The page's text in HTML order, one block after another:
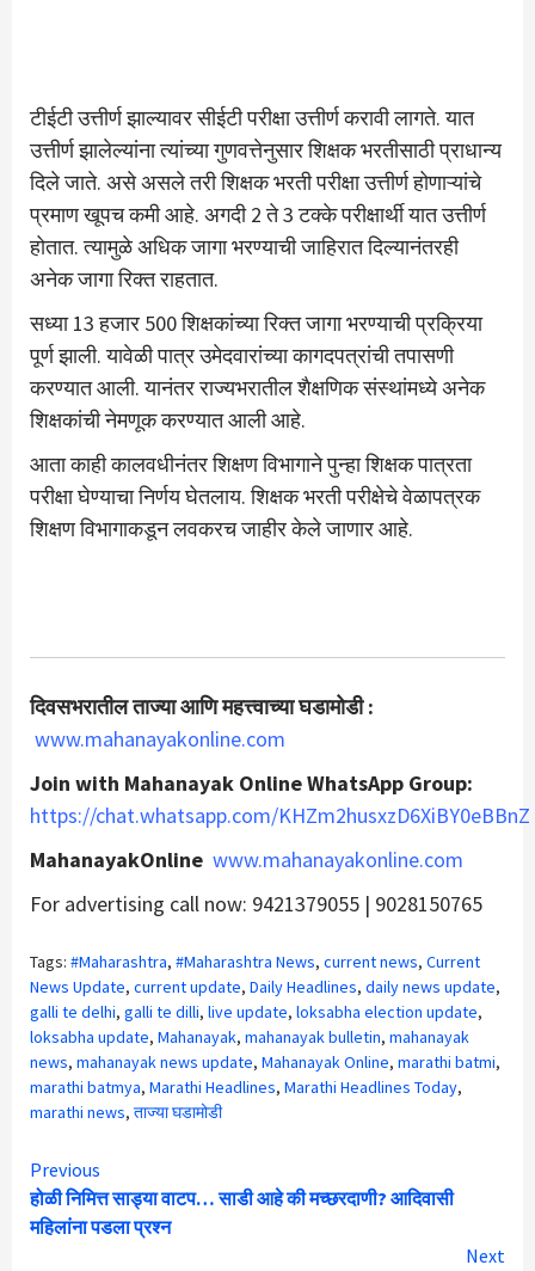
टीईटी उत्तीर्ण झाल्यावर सीईटी परीक्षा उत्तीर्ण करावी लागते. यात
उत्तीर्ण झालेल्यांना त्यांच्या गुणवत्तेनुसार शिक्षक भरतीसाठी प्राधान्य
दिले जाते. असे असले तरी शिक्षक भरती परीक्षा उत्तीर्ण होणाऱ्यांचे
प्रमाण खूपच कमी आहे. अगदी 2 ते 3 टक्के परीक्षार्थी यात उत्तीर्ण
होतात. त्यामुळे अधिक जागा भरण्याची जाहिरात दिल्यानंतरही
अनेक जागा रिक्त राहतात.
सध्या 13 हजार 500 शिक्षकांच्या रिक्त जागा भरण्याची प्रक्रिया
पूर्ण झाली. यावेळी पात्र उमेदवारांच्या कागदपत्रांची तपासणी
करण्यात आली. यानंतर राज्यभरातील शैक्षणिक संस्थांमध्ये अनेक
शिक्षकांची नेमणूक करण्यात आली आहे.
आता काही कालवधीनंतर शिक्षण विभागाने पुन्हा शिक्षक पात्रता
परीक्षा घेण्याचा निर्णय घेतलाय. शिक्षक भरती परीक्षेचे वेळापत्रक
शिक्षण विभागाकडून लवकरच जाहीर केले जाणार आहे.
दिवसभरातील ताज्या आणि महत्त्वाच्या घडामोडी :
www.mahanayakonline.com
Join with Mahanayak Online WhatsApp Group:
https://chat.whatsapp.com/KHZm2husxzD6XiBY0eBBnZ
MahanayakOnline www.mahanayakonline.com
For advertising call now: 9421379055 | 9028150765
Tags: #Maharashtra, #Maharashtra News, current news, Current
News Update, current update, Daily Headlines, daily news update,
galli te delhi, galli te dilli, live update, loksabha election update,
loksabha update, Mahanayak, mahanayak bulletin, mahanayak
news, mahanayak news update, Mahanayak Online, marathi batmi,
marathi batmya, Marathi Headlines, Marathi Headlines Today,
marathi news, ताज्या घडामोडी
Continue
Reading
Previous
होळी निमित्त साड्या वाटप… साडी आहे की मच्छरदाणी? आदिवासी
महिलांना पडला प्रश्न
Next